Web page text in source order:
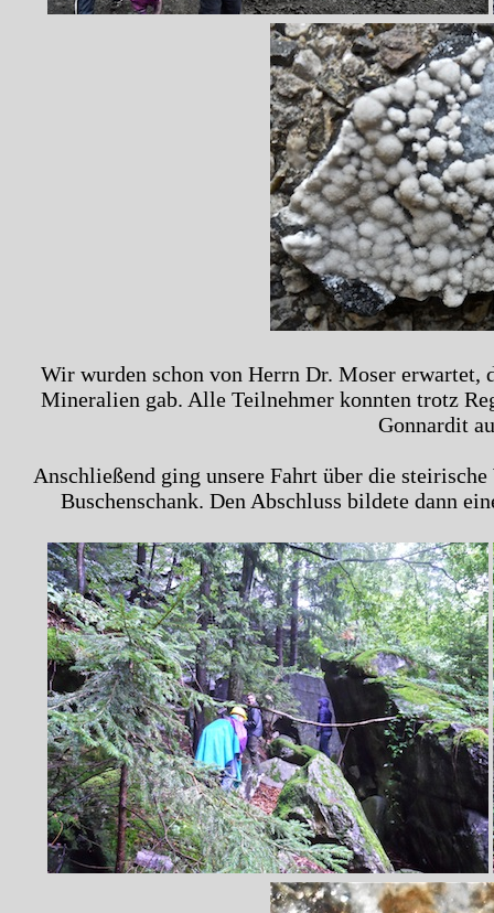
Wir wurden schon von Herrn Dr. Moser erwartet,
Mineralien gab. Alle Teilnehmer konnten trotz
Gonnardit
Anschließend ging unsere Fahrt über die
Buschenschank. Den Abschluss bildete dann